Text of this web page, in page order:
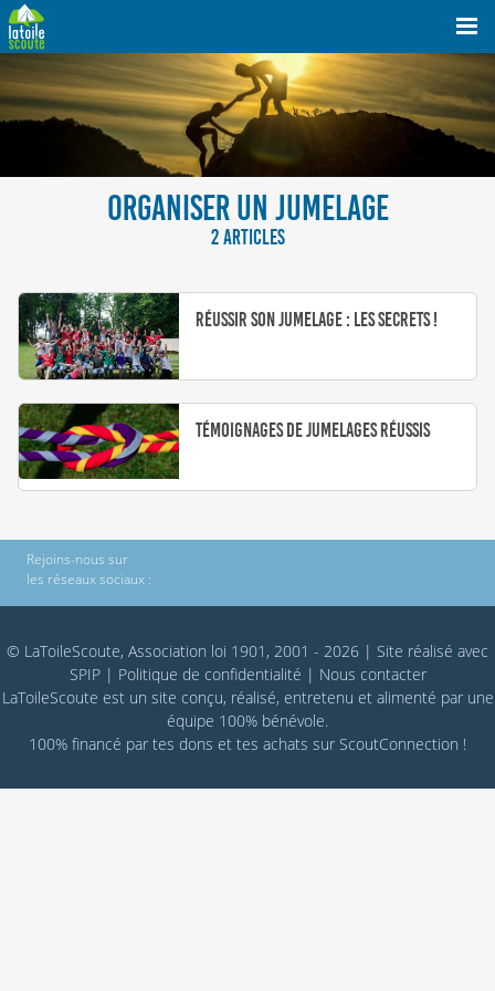
ORGANISER UN JUMELAGE
2 ARTICLES
Réussir son jumelage : les secrets !
Témoignages de jumelages réussis
Rejoins-nous sur
les réseaux sociaux :
© LaToileScoute, Association loi 1901, 2001 - 2026 | Site réalisé avec
SPIP| Politique de confidentialité | Nous contacter
LaToileScoute est un site conçu, réalisé, entretenu et alimenté par une
équipe 100% bénévole.
100% financé par tes dons et tes achats sur ScoutConnection !